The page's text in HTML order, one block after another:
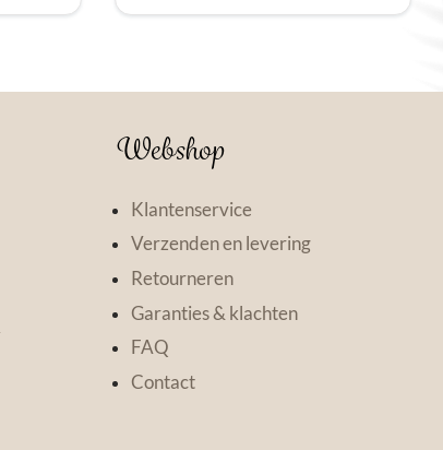
Webshop
Klantenservice
Verzenden en levering
Retourneren
Garanties & klachten
FAQ
Contact